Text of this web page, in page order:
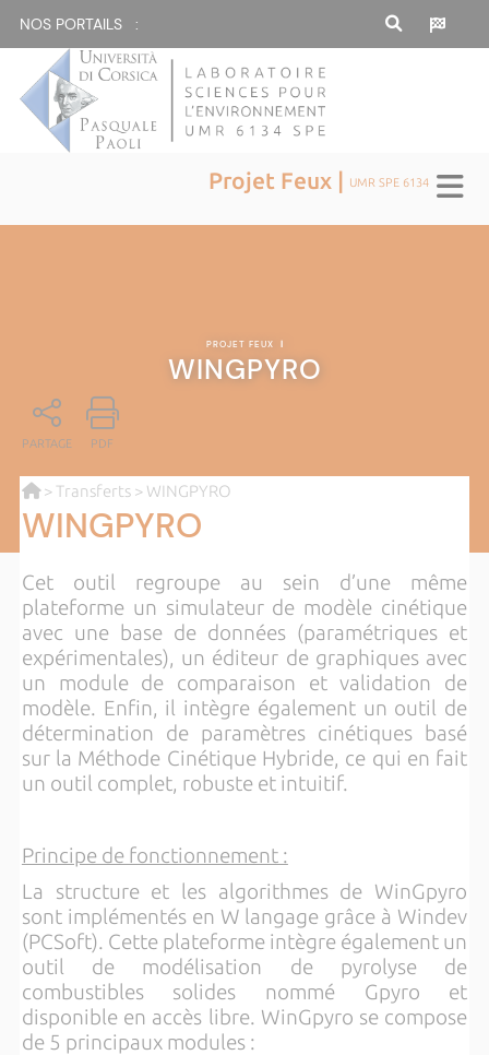
NOS PORTAILS :
Projet Feux | UMR SPE 6134
PROJET FEUX |
WINGPYRO
PARTAGE PDF
> Transferts> WINGPYRO
WINGPYRO
Cet outil regroupe au sein d’une même
plateforme un simulateur de modèle cinétique
avec une base de données (paramétriques et
expérimentales), un éditeur de graphiques avec
un module de comparaison et validation de
modèle. Enfin, il intègre également un outil de
détermination de paramètres cinétiques basé
sur la Méthode Cinétique Hybride, ce qui en fait
un outil complet, robuste et intuitif.
Principe de fonctionnement :
La structure et les algorithmes de WinGpyro
sont implémentés en W langage grâce à Windev
(PCSoft). Cette plateforme intègre également un
outil de modélisation de pyrolyse de
combustibles solides nommé Gpyro et
disponible en accès libre. WinGpyro se compose
de 5 principaux modules :